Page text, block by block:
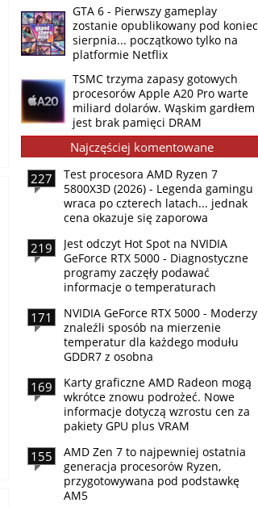
GTA 6 - Pierwszy gameplay
zostanie opublikowany pod koniec
sierpnia... początkowo tylko na
platformie Netflix
TSMC trzyma zapasy gotowych
procesorów Apple A20 Pro warte
miliard dolarów. Wąskim gardłem
jest brak pamięci DRAM
Najczęściej komentowane
227
Test procesora AMD Ryzen 7
5800X3D (2026) - Legenda gamingu
wraca po czterech latach... jednak
cena okazuje się zaporowa
219
Jest odczyt Hot Spot na NVIDIA
GeForce RTX 5000 - Diagnostyczne
programy zaczęły podawać
informacje o temperaturach
171
NVIDIA GeForce RTX 5000 - Moderzy
znaleźli sposób na mierzenie
temperatur dla każdego modułu
GDDR7 z osobna
169
Karty graficzne AMD Radeon mogą
wkrótce znowu podrożeć. Nowe
informacje dotyczą wzrostu cen za
pakiety GPU plus VRAM
155
AMD Zen 7 to najpewniej ostatnia
generacja procesorów Ryzen,
przygotowywana pod podstawkę
AM5